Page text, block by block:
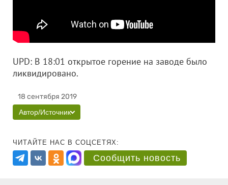
UPD: В 18:01 открытое горение на заводе было
ликвидировано.
18 сентября 2019
Автор/Источник
ЧИТАЙТЕ НАС В СОЦСЕТЯХ:
Сообщить новость